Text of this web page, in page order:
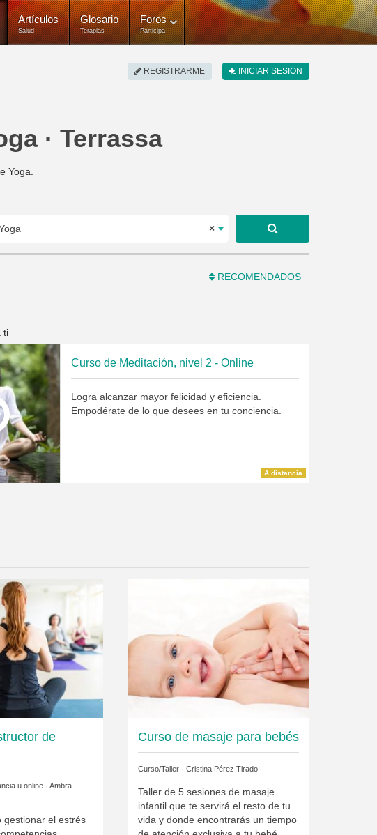
Artículos
Salud
Glosario
Terapias
Foros
Participa
REGISTRARME INICIAR SESIÓN
· Terrassa
Yoga.
×
RECOMENDADOS
ti
Curso de Meditación, nivel 2 - Online
Logra alcanzar mayor felicidad y eficiencia.
Empodérate de lo que desees en tu conciencia.
A distancia
de
u online · Ambra
gestionar el estrés
Curso de masaje para bebés
Curso/Taller · Cristina Pérez Tirado
Taller de 5 sesiones de masaje
infantil que te servirá el resto de tu
vida y donde encontrarás un tiempo